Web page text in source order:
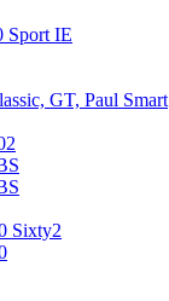
Sport IE
GT, Paul Smart
Sixty2